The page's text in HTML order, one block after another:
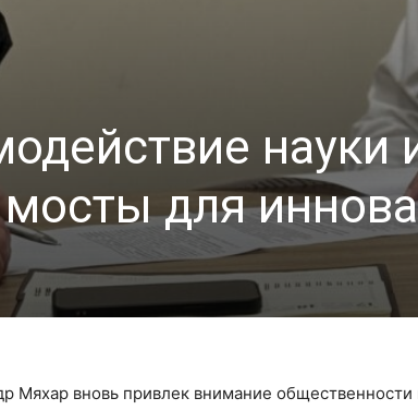
науки
мосты для
Мяхар вновь привлек внимание общественности